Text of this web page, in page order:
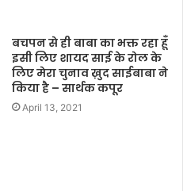
बचपन से ही बाबा का भक्त रहा हूँ
इसी लिए शायद साई के रोल के
लिए मेरा चुनाव ख़ुद साईबाबा ने
किया है – सार्थक कपूर
April 13, 2021